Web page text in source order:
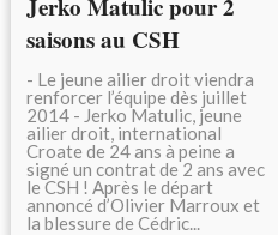
Jerko Matulic pour 2
saisons au CSH
- Le jeune ailier droit viendra
renforcer l’équipe dès juillet
2014 - Jerko Matulic, jeune
ailier droit, international
Croate de 24 ans à peine a
signé un contrat de 2 ans avec
le CSH ! Après le départ
annoncé d’Olivier Marroux et
la blessure de Cédric...